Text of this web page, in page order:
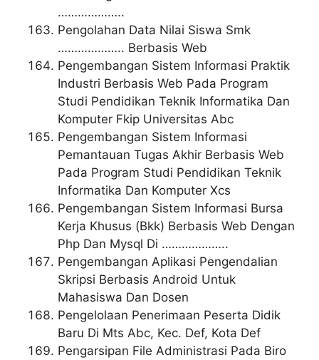
………………..
Pengolahan Data Nilai Siswa Smk
……………….. Berbasis Web
Pengembangan Sistem Informasi Praktik
Industri Berbasis Web Pada Program
Studi Pendidikan Teknik Informatika Dan
Komputer Fkip Universitas Abc
Pengembangan Sistem Informasi
Pemantauan Tugas Akhir Berbasis Web
Pada Program Studi Pendidikan Teknik
Informatika Dan Komputer Xcs
Pengembangan Sistem Informasi Bursa
Kerja Khusus (Bkk) Berbasis Web Dengan
Php Dan Mysql Di ………………..
Pengembangan Aplikasi Pengendalian
Skripsi Berbasis Android Untuk
Mahasiswa Dan Dosen
Pengelolaan Penerimaan Peserta Didik
Baru Di Mts Abc, Kec. Def, Kota Def
Pengarsipan File Administrasi Pada Biro